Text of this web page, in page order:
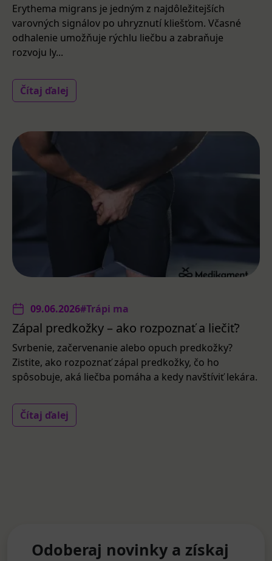
Erythema migrans je jedným z najdôležitejších
varovných signálov po uhryznutí kliešťom. Včasné
odhalenie umožňuje rýchlu liečbu a zabraňuje
rozvoju ly...
Čítaj ďalej
09.06.2026#Trápi ma
Zápal predkožky – ako rozpoznať a liečiť?
Svrbenie, začervenanie alebo opuch predkožky?
Zistite, ako rozpoznať zápal predkožky, čo ho
spôsobuje, aká liečba pomáha a kedy navštíviť lekára.
Čítaj ďalej
Odoberaj novinky a získaj